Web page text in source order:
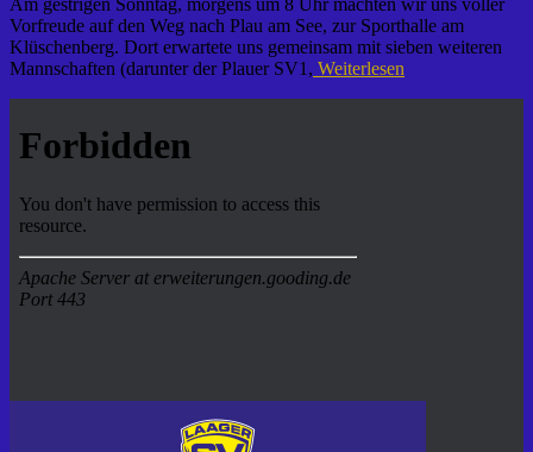
Vorfreude auf den Weg nach Plau am See, zur Sporthalle am
Klüschenberg. Dort erwartete uns gemeinsam mit sieben weiteren
Mannschaften (darunter der Plauer SV1, Weiterlesen